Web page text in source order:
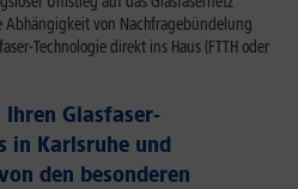
Abhängigkeit von Nachfragebündelung
Technologie direkt ins Haus (FTTH oder
Ihren Glasfaser-
in Karlsruhe und
den besonderen